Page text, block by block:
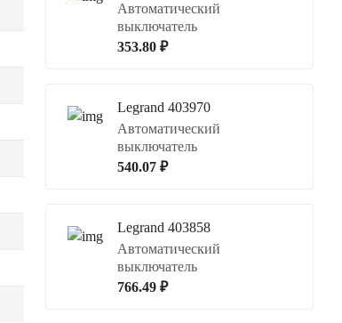
Автоматический
выключатель
353.80 ₽
Legrand 403970
Автоматический
выключатель
540.07 ₽
Legrand 403858
Автоматический
выключатель
766.49 ₽